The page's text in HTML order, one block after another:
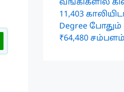
வங்கிகளில்
11,403
Degree போதும்
₹64,480 சம்பளம்